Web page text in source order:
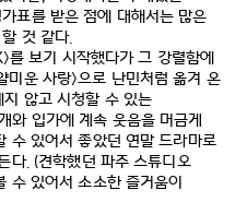
표를 받은 점에 대해서는 많은
것 같다.
를 보기 시작했다가 그 강렬함에
미운 사랑>으로 난민처럼 옮겨 온
않고 시청할 수 있는
와 입가에 계속 웃음을 머금게
수 있어서 좋았던 연말 드라마로
다. (견학했던 파주 스튜디오
수 있어서 소소한 즐거움이